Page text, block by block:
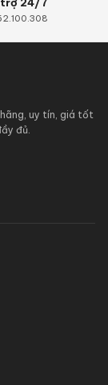
uy tín, giá tốt
đủ.